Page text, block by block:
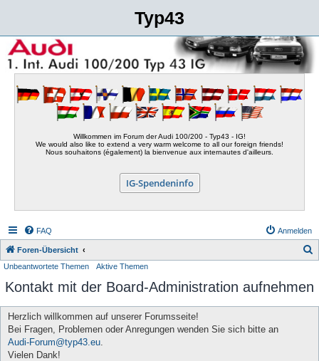
Typ43
Willkommen im Forum der Audi 100/200 - Typ43 - IG!
We would also like to extend a very warm welcome to all our foreign friends!
Nous souhaitons (également) la bienvenue aux internautes d'ailleurs.
IG-Spendeninfo
FAQ Anmelden
Foren-Übersicht
Unbeantwortete Themen Aktive Themen
Kontakt mit der Board-Administration aufnehmen
Herzlich willkommen auf unserer Forumsseite!
Bei Fragen, Problemen oder Anregungen wenden Sie sich bitte an
Audi-Forum@typ43.eu
Vielen Dank!